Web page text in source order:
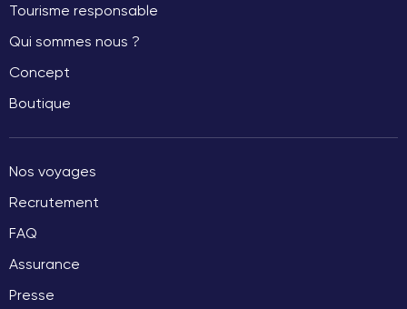
Tourisme responsable
Qui sommes nous ?
Concept
Boutique
Nos voyages
Recrutement
FAQ
Assurance
Presse